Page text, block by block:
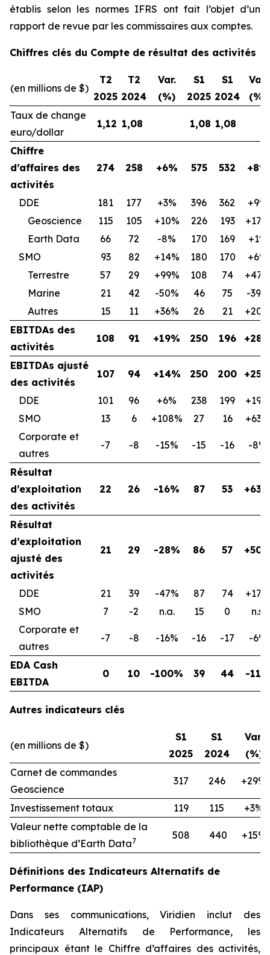
établis selon les normes IFRS ont fait l’objet d’un
rapport de revue par les commissaires aux comptes.
Chiffres clés du Compte de résultat des activités
(en millions de $)
T2
2025
T2
2024
Var.
(%)
S1
2025
S1
2024
Var.
(%)
Taux de change
euro/dollar
1,12 1,08 1,08 1,08
Chiffre
d’affaires des
activités
274 258 +6% 575 532 +8%
DDE 181 177 +3% 396 362
+9%
Geoscience
115 105 +10% 226 193
+17%
Earth Data
66 72 -8% 170 169
+1%
SMO
93 82 +14% 180 170
+6%
Terrestre
57 29 +99% 108 74
+47%
Marine
21 42 -50% 46 75
-39%
Autres
15 11 +36% 26 21
+20%
EBITDAs des
activités
108 91 +19% 250 196
EBITDAs ajusté
des activités
107 94 +14% 250 200
DDE 101 96 +6% 238 199
+19%
SMO
13 6 +108% 27 16
+63%
Corporate et
autres
-7 -8 -15% -15 -16 -8%
Résultat
d’exploitation
des activités
22 26 -16% 87 53
Résultat
d’exploitation
ajusté des
activités
21 29 -28% 86 57
DDE 21 39 -47% 87 74
+17%
SMO
7 -2 n.a. 15 0
n.s.
Corporate et
autres
-7 -8 -16% -16 -17 -6%
EDA Cash
EBITDA
0 10 -100% 39 44 -11%
Autres indicateurs clés
(en millions de $)
S1
2025
S1
2024
Var.
(%)
Carnet de commandes
Geoscience
317 246 +29%
Investissement totaux 119 115
+3%
Valeur nette comptable de la
bibliothèque d’Earth Data7 508 440 +15%
Définitions des Indicateurs Alternatifs de
Performance (IAP)
Dans ses communications, Viridien inclut des
Indicateurs Alternatifs de Performance, les
principaux étant le Chiffre d’affaires des activités,